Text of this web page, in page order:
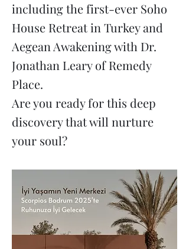
including the first-ever Soho
House Retreat in Turkey and
Aegean Awakening with Dr.
Jonathan Leary of Remedy
Place.
Are you ready for this deep
discovery that will nurture
your soul?